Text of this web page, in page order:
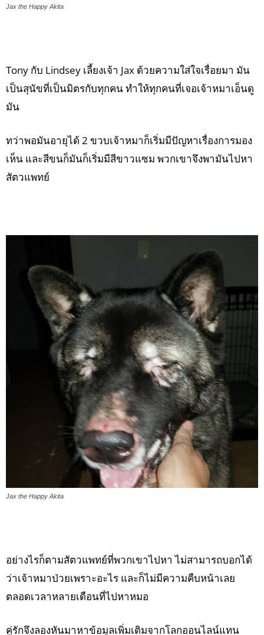
Jax the Happy Akita
Tony กับ Lindsey เลี้ยงเจ้า Jax ด้วยความใส่ใจเรื่อยมา มัน
เป็นสุนัขที่เป็นมิตรกับทุกคน ทำให้ทุกคนที่เจอเจ้าหมาเอ็นดู
มัน
ทว่าพอมันอายุได้ 2 ขวบเจ้าหมาก็เริ่มมีปัญหาเรื่องการมอง
เห็น และสีขนก็มันก็เริ่มมีสีขาวแซม พวกเขาจึงพามันไปหา
สัตวแพทย์
Jax the Happy Akita
อย่างไรก็ตามสัตวแพทย์ที่พวกเขาไปหา ไม่สามารถบอกได้
ว่าเจ้าหมาป่วยเพราะอะไร และก็ไม่มีความคืบหน้าเลย
ตลอดเวลาหลายเดือนที่ไปหาหมอ
คู่รักจึงลองหันมาหาข้อมูลเพิ่มเติมจากโลกออนไลน์แทน